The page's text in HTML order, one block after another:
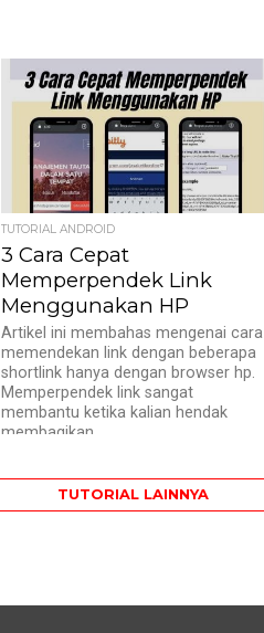
TUTORIAL ANDROID
3 Cara Cepat
Memperpendek Link
Menggunakan HP
Artikel ini membahas mengenai cara
memendekan link dengan beberapa
shortlink hanya dengan browser hp.
Memperpendek link sangat
membantu ketika kalian hendak
membagikan...
TUTORIAL LAINNYA